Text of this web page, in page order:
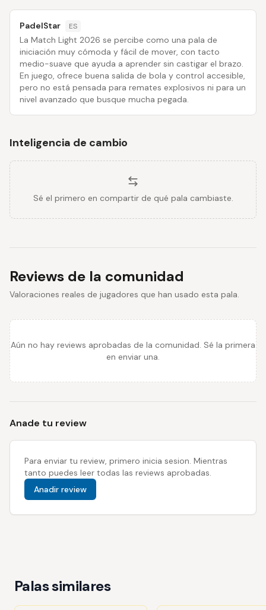
PadelStar ES
La Match Light 2026 se percibe como una pala de
iniciación muy cómoda y fácil de mover, con tacto
medio-suave que ayuda a aprender sin castigar el brazo.
En juego, ofrece buena salida de bola y control accesible,
pero no está pensada para remates explosivos ni para un
nivel avanzado que busque mucha pegada.
Inteligencia de cambio
Sé el primero en compartir de qué pala cambiaste.
Reviews de la comunidad
Valoraciones reales de jugadores que han usado esta pala.
Aún no hay reviews aprobadas de la comunidad. Sé la primera
en enviar una.
Anade tu review
Para enviar tu review, primero inicia sesion. Mientras
tanto puedes leer todas las reviews aprobadas.
Anadir review
Palas similares